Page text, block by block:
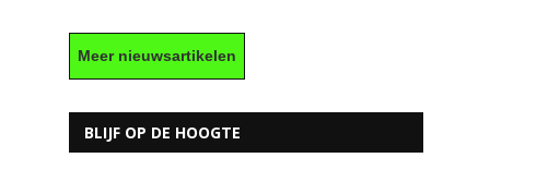
Meer nieuwsartikelen
BLIJF OP DE HOOGTE